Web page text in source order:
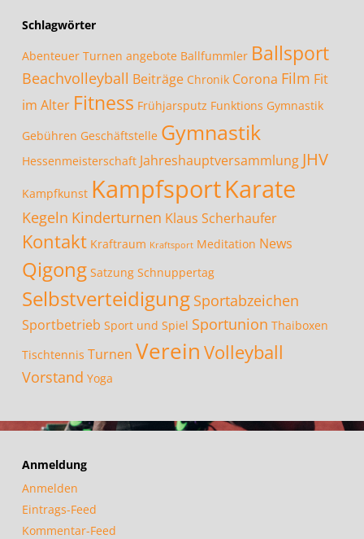
Schlagwörter
Abenteuer Turnen angebote Ballfummler Ballsport
Beachvolleyball Beiträge Chronik Corona Film Fit
im Alter Fitness Frühjarsputz Funktions Gymnastik
Gebühren Geschäftstelle Gymnastik
Hessenmeisterschaft Jahreshauptversammlung JHV
Kampfkunst KampfsportKarate
Kegeln Kinderturnen Klaus Scherhaufer
Kontakt Kraftraum Kraftsport Meditation News
Qigong Satzung Schnuppertag
Selbstverteidigung Sportabzeichen
Sportbetrieb Sport und Spiel Sportunion Thaiboxen
Tischtennis Turnen Verein Volleyball
Vorstand Yoga
Anmeldung
Anmelden
Eintrags-Feed
Kommentar-Feed